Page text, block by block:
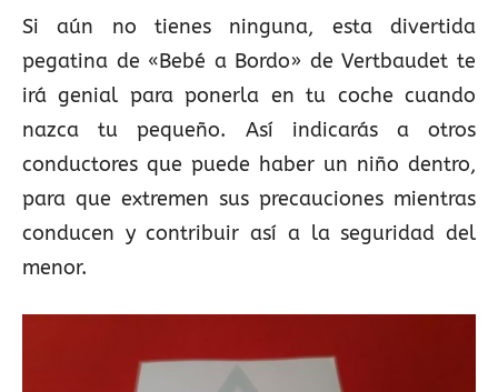
Si aún no tienes ninguna, esta divertida
pegatina de «Bebé a Bordo» de Vertbaudet te
irá genial para ponerla en tu coche cuando
nazca tu pequeño. Así indicarás a otros
conductores que puede haber un niño dentro,
para que extremen sus precauciones mientras
conducen y contribuir así a la seguridad del
menor.